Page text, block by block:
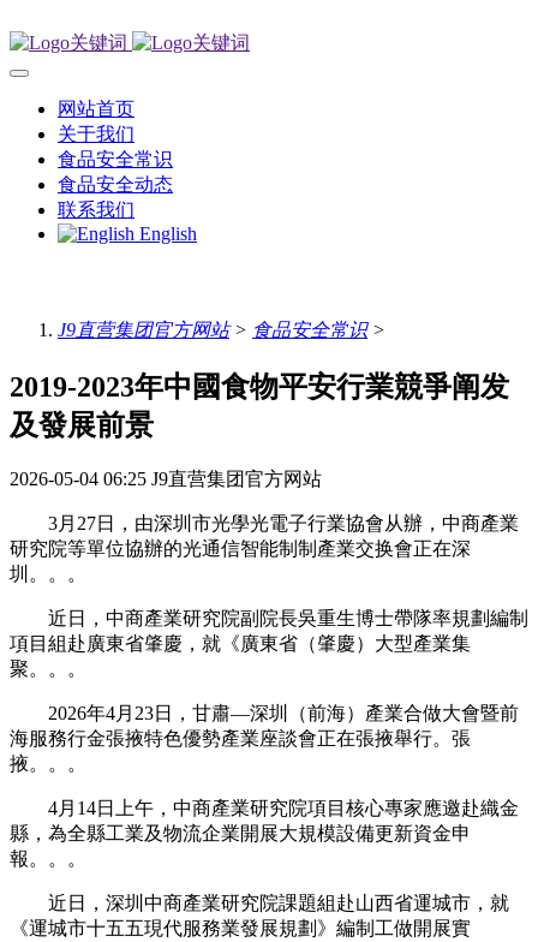
网站首页
关于我们
食品安全常识
食品安全动态
联系我们
English
J9直营集团官方网站> 食品安全常识>
2019-2023年中國食物平安行業競爭阐发
及發展前景
2026-05-04 06:25 J9直营集团官方网站
3月27日，由深圳市光學光電子行業協會从辦，中商產業
研究院等單位協辦的光通信智能制制產業交换會正在深
圳。。。
近日，中商產業研究院副院長吳重生博士帶隊率規劃編制
項目組赴廣東省肇慶，就《廣東省（肇慶）大型產業集
聚。。。
2026年4月23日，甘肅—深圳（前海）產業合做大會暨前
海服務行金張掖特色優勢產業座談會正在張掖舉行。張
掖。。。
4月14日上午，中商產業研究院項目核心專家應邀赴織金
縣，為全縣工業及物流企業開展大規模設備更新資金申
報。。。
近日，深圳中商產業研究院課題組赴山西省運城市，就
《運城市十五五現代服務業發展規劃》編制工做開展實